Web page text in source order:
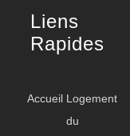
Liens
Rapides
Accueil Logement
du